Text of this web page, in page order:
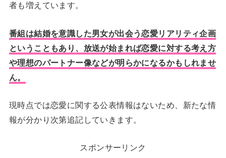
者も増えています。
番組は結婚を意識した男女が出会う恋愛リアリティ企画
ということもあり、放送が始まれば恋愛に対する考え方
や理想のパートナー像などが明らかになるかもしれませ
ん。
現時点では恋愛に関する公表情報はないため、新たな情
報が分かり次第追記していきます。
スポンサーリンク